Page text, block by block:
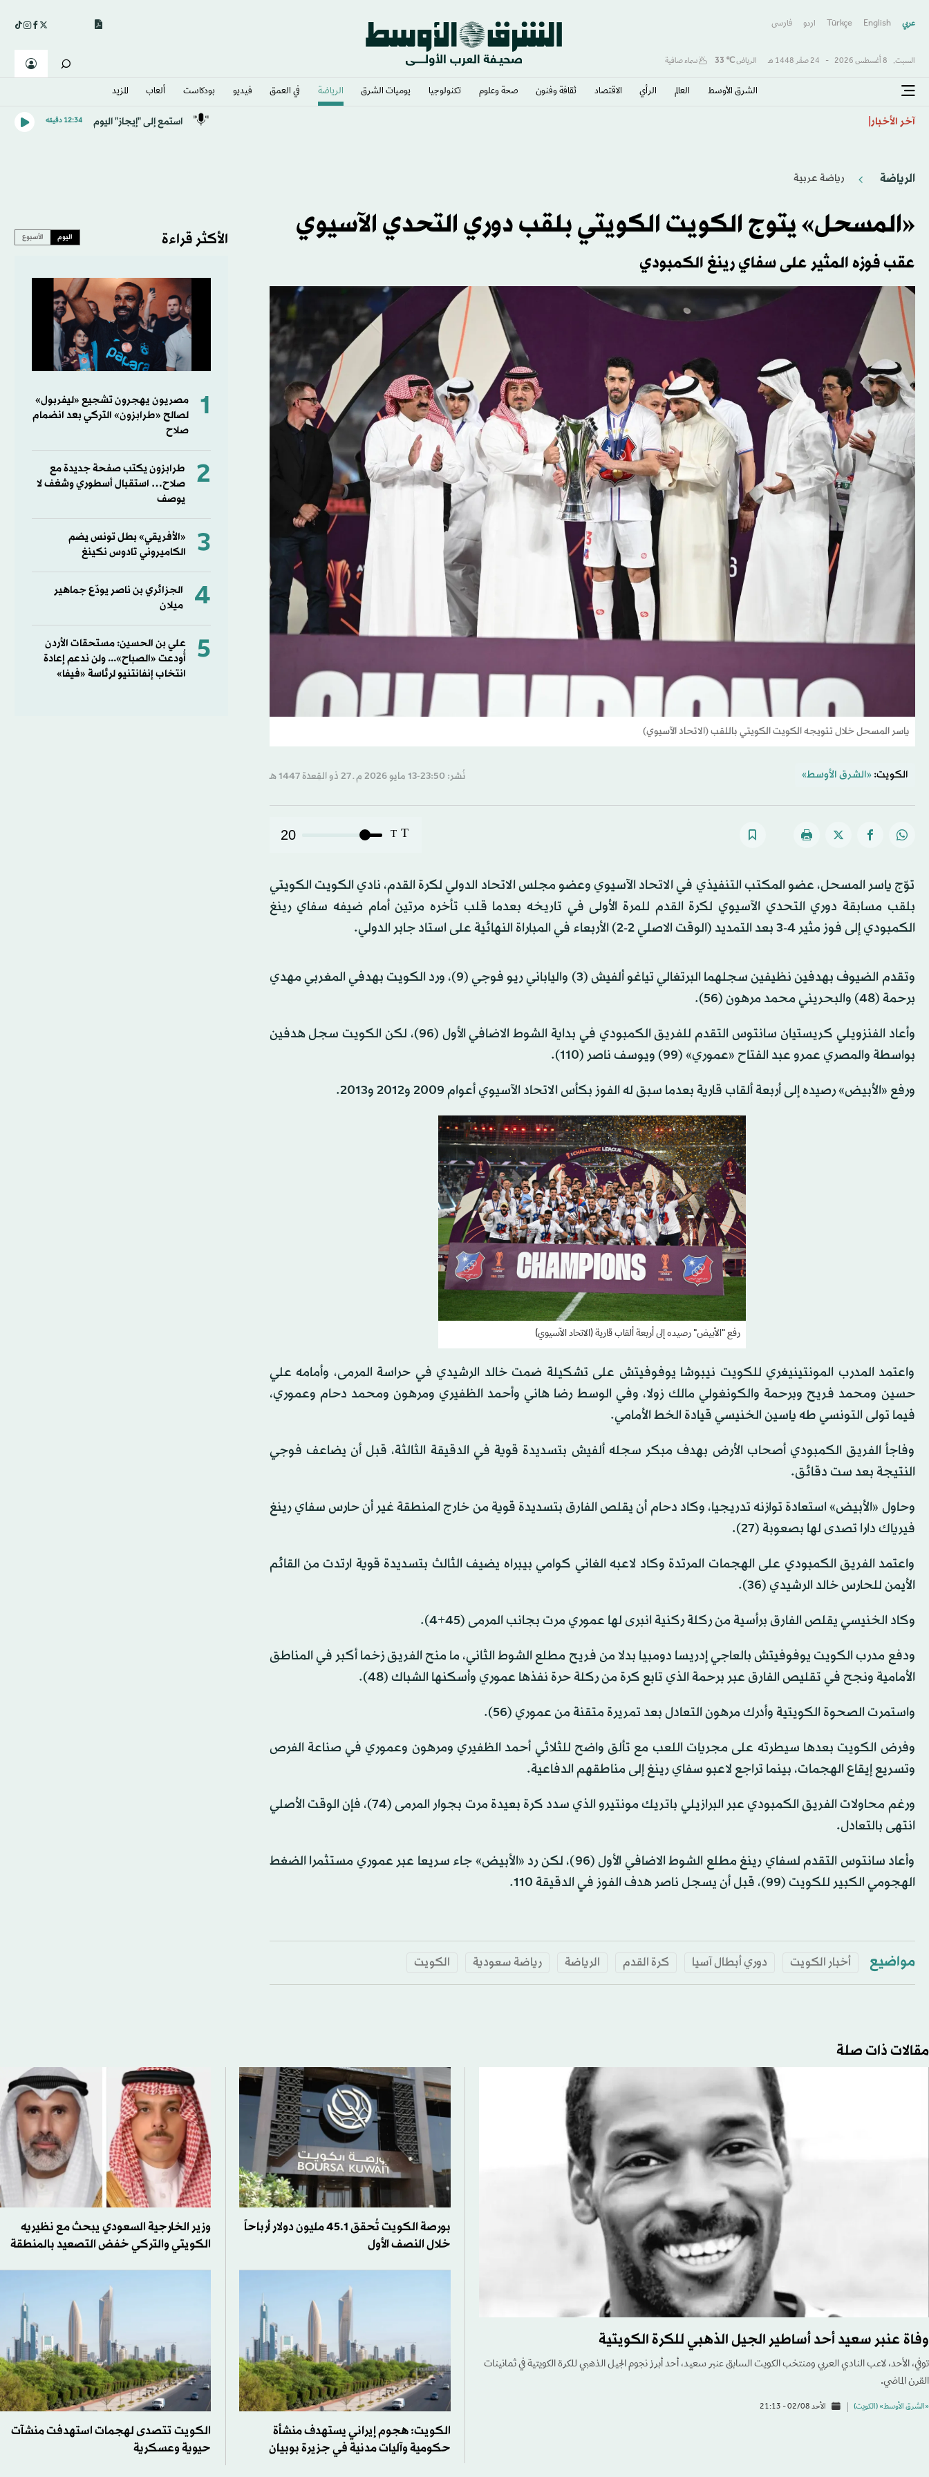
عربي English
Türkçe اردو فارسى
السبت, 8 أغسطس 2026 - 24 صفَر 1448 هـ الرياض℃
33 سماء صافية
الشرق الأوسط​ العالم الرأي الاقتصاد ثقافة وفنون صحة وعلوم تكنولوجيا يوميات الشرق​ الرياضة في العمق فيديو بودكاست ألعاب المزيد
آخر الأخبار استمع إلى "إيجاز" اليوم 12:34 دقيقه
الرياضة رياضة عربية
«المسحل» يتوج الكويت الكويتي بلقب دوري التحدي الآسيوي
عقب فوزه المثير على سفاي رينغ الكمبودي
ياسر المسحل خلال تتويجه الكويت الكويتي باللقب (الاتحاد الآسيوي)
الكويت: «الشرق الأوسط» نُشر: 23:50-13 مايو 2026 م ـ 27 ذو القِعدة 1447 هـ
T
T
20
توّج ياسر المسحل، عضو المكتب التنفيذي في الاتحاد الآسيوي وعضو مجلس الاتحاد الدولي لكرة القدم، نادي الكويت الكويتي
بلقب مسابقة دوري التحدي الآسيوي لكرة القدم للمرة الأولى في تاريخه بعدما قلب تأخره مرتين أمام ضيفه سفاي رينغ
الكمبودي إلى فوز مثير 4-3 بعد التمديد (الوقت الاصلي 2-2) الأربعاء في المباراة النهائية على استاد جابر الدولي.
وتقدم الضيوف بهدفين نظيفين سجلهما البرتغالي تياغو ألفيش (3) والياباني ريو فوجي (9)، ورد الكويت بهدفي المغربي مهدي
برحمة (48) والبحريني محمد مرهون (56).
وأعاد الفنزويلي كريستيان سانتوس التقدم للفريق الكمبودي في بداية الشوط الاضافي الأول (96)، لكن الكويت سجل هدفين
بواسطة والمصري عمرو عبد الفتاح «عموري» (99) ويوسف ناصر (110).
ورفع «الأبيض» رصيده إلى أربعة ألقاب قارية بعدما سبق له الفوز بكأس الاتحاد الآسيوي أعوام 2009 و2012 و2013.
رفع "الأبيض" رصيده إلى أربعة ألقاب قارية (الاتحاد الآسيوي)
واعتمد المدرب المونتينيغري للكويت نيبوشا يوفوفيتش على تشكيلة ضمت خالد الرشيدي في حراسة المرمى، وأمامه علي
حسين ومحمد فريح وبرحمة والكونغولي مالك زولا، وفي الوسط رضا هاني وأحمد الظفيري ومرهون ومحمد دحام وعموري،
فيما تولى التونسي طه ياسين الخنيسي قيادة الخط الأمامي.
وفاجأ الفريق الكمبودي أصحاب الأرض بهدف مبكر سجله ألفيش بتسديدة قوية في الدقيقة الثالثة، قبل أن يضاعف فوجي
النتيجة بعد ست دقائق.
وحاول «الأبيض» استعادة توازنه تدريجيا، وكاد دحام أن يقلص الفارق بتسديدة قوية من خارج المنطقة غير أن حارس سفاي رينغ
فيرياك دارا تصدى لها بصعوبة (27).
واعتمد الفريق الكمبودي على الهجمات المرتدة وكاد لاعبه الغاني كوامي بيبراه يضيف الثالث بتسديدة قوية ارتدت من القائم
الأيمن للحارس خالد الرشيدي (36).
وكاد الخنيسي يقلص الفارق برأسية من ركلة ركنية انبرى لها عموري مرت بجانب المرمى (45+4).
ودفع مدرب الكويت يوفوفيتش بالعاجي إدريسا دومبيا بدلا من فريح مطلع الشوط الثاني، ما منح الفريق زخما أكبر في المناطق
الأمامية ونجح في تقليص الفارق عبر برحمة الذي تابع كرة من ركلة حرة نفذها عموري وأسكنها الشباك (48).
واستمرت الصحوة الكويتية وأدرك مرهون التعادل بعد تمريرة متقنة من عموري (56).
وفرض الكويت بعدها سيطرته على مجريات اللعب مع تألق واضح للثلاثي أحمد الظفيري ومرهون وعموري في صناعة الفرص
وتسريع إيقاع الهجمات، بينما تراجع لاعبو سفاي رينغ إلى مناطقهم الدفاعية.
ورغم محاولات الفريق الكمبودي عبر البرازيلي باتريك مونتيرو الذي سدد كرة بعيدة مرت بجوار المرمى (74)، فإن الوقت الأصلي
انتهى بالتعادل.
وأعاد سانتوس التقدم لسفاي رينغ مطلع الشوط الاضافي الأول (96)، لكن رد «الأبيض» جاء سريعا عبر عموري مستثمرا الضغط
الهجومي الكبير للكويت (99)، قبل أن يسجل ناصر هدف الفوز في الدقيقة 110.
مواضيع أخبار الكويت دوري أبطال آسيا كرة القدم الرياضة رياضة سعودية الكويت
الأكثر قراءة اليوم الأسبوع
1
مصريون يهجرون تشجيع «ليفربول»
لصالح «طرابزون» التركي بعد انضمام
صلاح
2
طرابزون يكتب صفحة جديدة مع
صلاح… استقبال أسطوري وشغف لا
يوصف
3
«الأفريقي» بطل تونس يضم
الكاميروني تادوس نكينغ
4
الجزائري بن ناصر يودّع جماهير
ميلان
5
علي بن الحسين: مستحقات الأردن
أُودعت «الصباح»... ولن ندعم إعادة
انتخاب إنفانتنيو لرئاسة «فيفا»
مقالات ذات صلة
وفاة عنبر سعيد أحد أساطير الجيل الذهبي للكرة الكويتية
توفي، الأحد، لاعب النادي العربي ومنتخب الكويت السابق عنبر سعيد، أحد أبرز نجوم الجيل الذهبي للكرة الكويتية في ثمانينات
القرن الماضي.
«الشرق الأوسط» (الكويت) الأحد 02/08 - 21:13
بورصة الكويت تُحقق 45.1 مليون دولار أرباحاً
خلال النصف الأول
وزير الخارجية السعودي يبحث مع نظيريه
الكويتي والتركي خفض التصعيد بالمنطقة
الكويت: هجوم إيراني يستهدف منشأة
حكومية وآليات مدنية في جزيرة بوبيان
الكويت تتصدى لهجمات استهدفت منشآت
حيوية وعسكرية